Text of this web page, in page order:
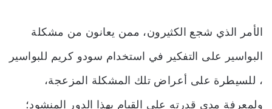
الأمر الذي شجع الكثيرون، ممن يعانون من مشكلة
البواسير على التفكير في استخدام سودو كريم للبواسير
، للسيطرة على أعراض تلك المشكلة المزعجة،
ولمعرفة مدى قدرته على القيام بهذا الدور المنشود؛